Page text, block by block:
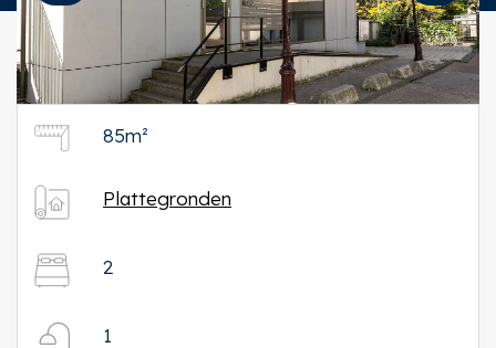
85m²
Plattegronden
2
1